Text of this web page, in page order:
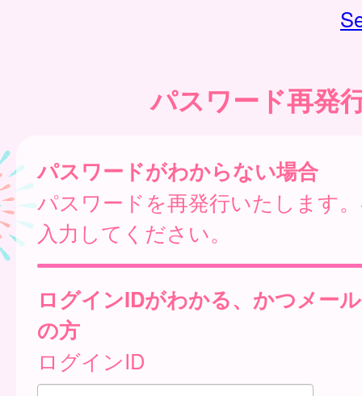
パスワード再発
パスワードがわからない場合
パスワードを再発行いたします
入力してください。
ログインIDがわかる、かつメー
の方
ログインID